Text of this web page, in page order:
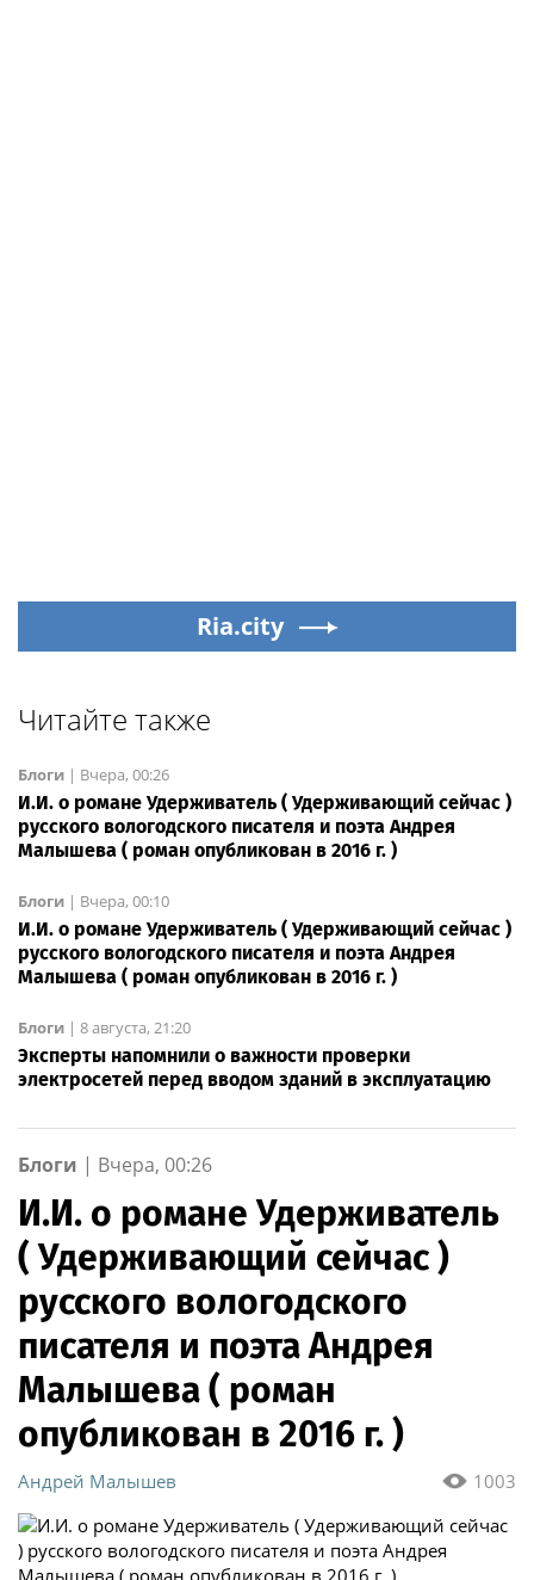
Ria.city
Читайте также
Блоги | Вчера, 00:26
И.И. о романе Удерживатель ( Удерживающий сейчас )
русского вологодского писателя и поэта Андрея
Малышева ( роман опубликован в 2016 г. )
Блоги | Вчера, 00:10
И.И. о романе Удерживатель ( Удерживающий сейчас )
русского вологодского писателя и поэта Андрея
Малышева ( роман опубликован в 2016 г. )
Блоги | 8 августа, 21:20
Эксперты напомнили о важности проверки
электросетей перед вводом зданий в эксплуатацию
Блоги | Вчера, 00:26
И.И. о романе Удерживатель
( Удерживающий сейчас )
русского вологодского
писателя и поэта Андрея
Малышева ( роман
опубликован в 2016 г. )
1003
Андрей Малышев